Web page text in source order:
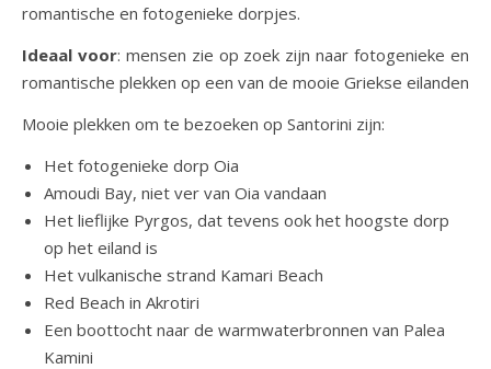
romantische en fotogenieke dorpjes.
Ideaal voor: mensen zie op zoek zijn naar fotogenieke en
romantische plekken op een van de mooie Griekse eilanden
Mooie plekken om te bezoeken op Santorini zijn:
Het fotogenieke dorp Oia
Amoudi Bay, niet ver van Oia vandaan
Het lieflijke Pyrgos, dat tevens ook het hoogste dorp
op het eiland is
Het vulkanische strand Kamari Beach
Red Beach in Akrotiri
Een boottocht naar de warmwaterbronnen van Palea
Kamini